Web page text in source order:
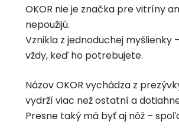
OKOR nie je značka pre vitríny
nepoužijú.
Vznikla z jednoduchej
vždy, keď ho potrebujete.
Názov OKOR vychádza z
vydrží viac než ostatní a
Presne taký má byť aj nôž –